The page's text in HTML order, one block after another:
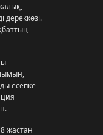
есепке
жастан